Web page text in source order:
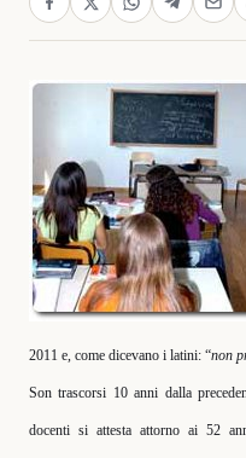
2011 e, come dicevano i latini: “non
Son trascorsi 10 anni dalla
docenti si attesta attorno ai 52